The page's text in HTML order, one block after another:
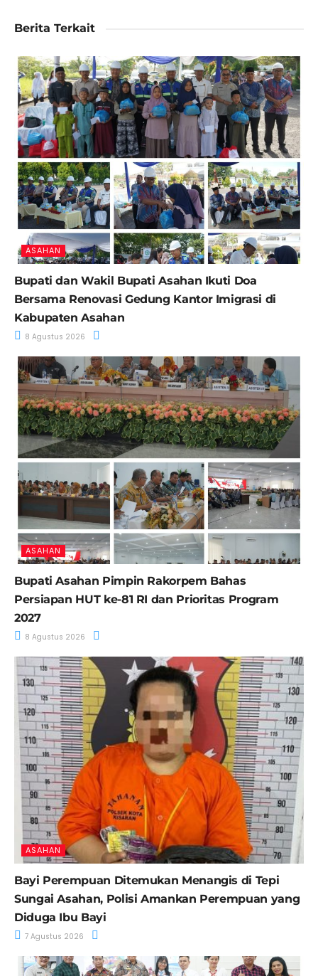
Berita Terkait
ASAHAN
Bupati dan Wakil Bupati Asahan Ikuti Doa
Bersama Renovasi Gedung Kantor Imigrasi di
Kabupaten Asahan
8 Agustus 2026
ASAHAN
Bupati Asahan Pimpin Rakorpem Bahas
Persiapan HUT ke-81 RI dan Prioritas Program
2027
8 Agustus 2026
ASAHAN
Bayi Perempuan Ditemukan Menangis di Tepi
Sungai Asahan, Polisi Amankan Perempuan yang
Diduga Ibu Bayi
7 Agustus 2026